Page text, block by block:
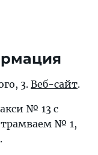
3. Веб-сайт.
№ 13 с
трамваем № 1,